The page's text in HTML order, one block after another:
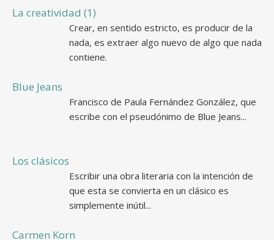
La creatividad (1)
Crear, en sentido estricto, es producir de la
nada, es extraer algo nuevo de algo que nada
contiene.
Blue Jeans
Francisco de Paula Fernández González, que
escribe con el pseudónimo de Blue Jeans...
Los clásicos
Escribir una obra literaria con la intención de
que esta se convierta en un clásico es
simplemente inútil...
Carmen Korn